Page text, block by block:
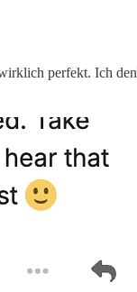
perfekt. Ich